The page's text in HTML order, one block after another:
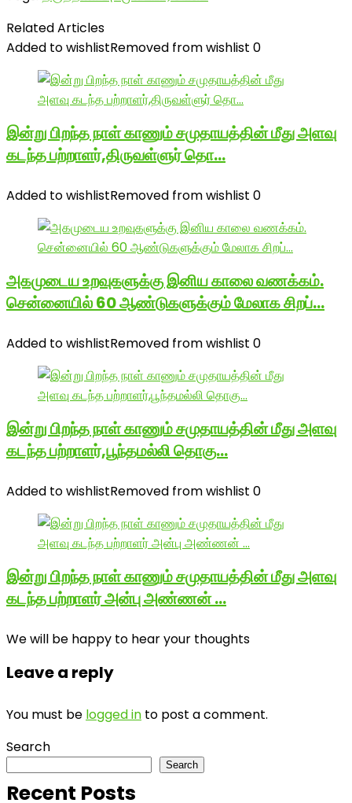
Related Articles
Added to wishlistRemoved from wishlist 0
இன்று பிறந்த நாள் காணும் சமுதாயத்தின் மீது அளவு
கடந்த பற்றாளர்,திருவள்ளுர் தொ…
Added to wishlistRemoved from wishlist 0
அகமுடைய உறவுகளுக்கு இனிய காலை வணக்கம்.
சென்னையில் 60 ஆண்டுகளுக்கும் மேலாக சிறப்…
Added to wishlistRemoved from wishlist 0
இன்று பிறந்த நாள் காணும் சமுதாயத்தின் மீது அளவு
கடந்த பற்றாளர்,பூந்தமல்லி தொகு…
Added to wishlistRemoved from wishlist 0
இன்று பிறந்த நாள் காணும் சமுதாயத்தின் மீது அளவு
கடந்த பற்றாளர் அன்பு அண்ணன் …
We will be happy to hear your thoughts
Leave a reply
You must be logged in to post a comment.
Search
Search
Recent Posts